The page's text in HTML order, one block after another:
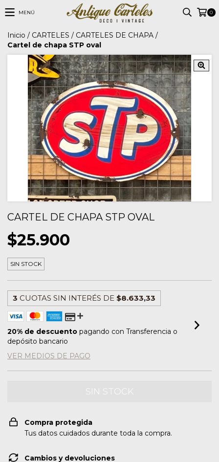
MENÚ 0
Inicio / CARTELES / CARTELES DE CHAPA /
Cartel de chapa STP oval
CARTEL DE CHAPA STP OVAL
$25.900
SIN STOCK
3 CUOTAS SIN INTERÉS DE $8.633,33
20% de descuento pagando con Transferencia o
depósito bancario
VER MEDIOS DE PAGO
Compra protegida
Tus datos cuidados durante toda la compra.
Cambios y devoluciones